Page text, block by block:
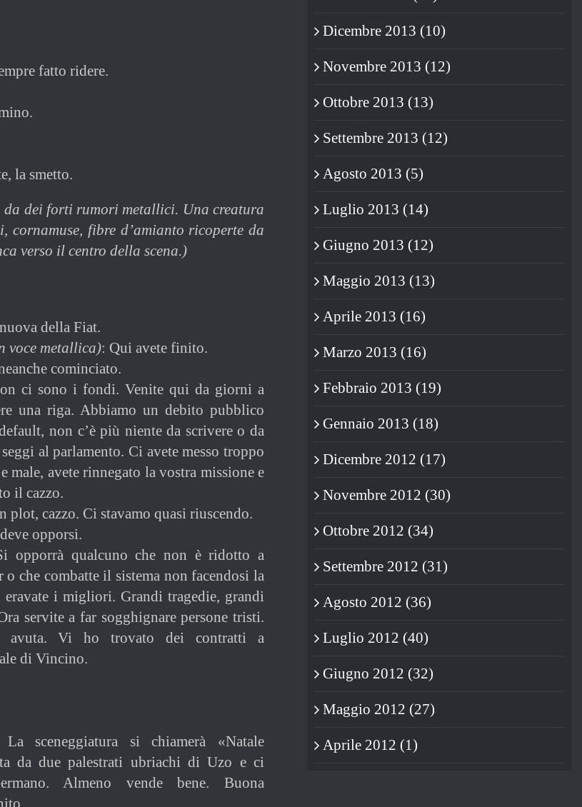
fatto ridere.
la smetto.
dei forti rumori metallici. Una creatura
cornamuse, fibre d’amianto ricoperte da
verso il centro della scena.)
della Fiat.
voce metallica): Qui avete finito.
cominciato.
ci sono i fondi. Venite qui da giorni a
una riga. Abbiamo un debito pubblico
non c’è più niente da scrivere o da
al parlamento. Ci avete messo troppo
male, avete rinnegato la vostra missione e
il cazzo.
plot, cazzo. Ci stavamo quasi riuscendo.
opporsi.
opporrà qualcuno che non è ridotto a
che combatte il sistema non facendosi la
eravate i migliori. Grandi tragedie, grandi
servite a far sogghignare persone tristi.
avuta. Vi ho trovato dei contratti a
di Vincino.
sceneggiatura si chiamerà «Natale
da due palestrati ubriachi di Uzo e ci
Almeno vende bene. Buona
Dicembre 2013 (10)
Novembre 2013 (12)
Ottobre 2013 (13)
Settembre 2013 (12)
Agosto 2013 (5)
Luglio 2013 (14)
Giugno 2013 (12)
Maggio 2013 (13)
Aprile 2013 (16)
Marzo 2013 (16)
Febbraio 2013 (19)
Gennaio 2013 (18)
Dicembre 2012 (17)
Novembre 2012 (30)
Ottobre 2012 (34)
Settembre 2012 (31)
Agosto 2012 (36)
Luglio 2012 (40)
Giugno 2012 (32)
Maggio 2012 (27)
Aprile 2012 (1)